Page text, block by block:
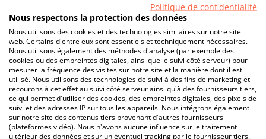
Politique de confidentialité
Nous respectons la protection des données
Nous utilisons des cookies et des technologies similaires sur notre site
web. Certains d'entre eux sont essentiels et techniquement nécessaires.
Nous utilisons également des méthodes d'analyse (par exemple des
cookies ou des empreintes digitales, ainsi que le suivi côté serveur) pour
mesurer la fréquence des visites sur notre site et la manière dont il est
utilisé. Nous utilisons des technologies de suivi à des fins de marketing et
recourons à cet effet au suivi côté serveur ainsi qu'à des fournisseurs tiers,
ce qui permet d'utiliser des cookies, des empreintes digitales, des pixels de
suivi et des adresses IP sur tous les appareils. Nous intégrons également
sur notre site des contenus tiers provenant d'autres fournisseurs
(plateformes vidéo). Nous n'avons aucune influence sur le traitement
ultérieur des données et sur un éventuel tracking par le fournisseur tiers.